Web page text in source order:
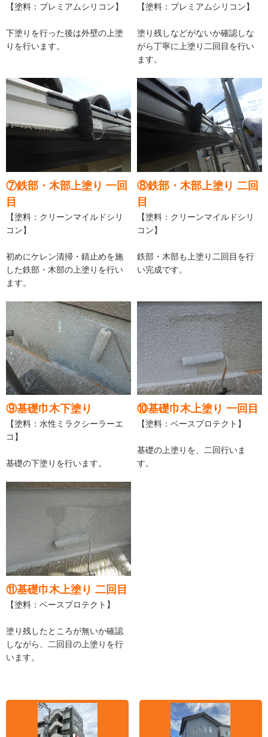
【塗料：プレミアムシリコン】
下塗りを行った後は外壁の上塗
りを行います。
【塗料：プレミアムシリコン】
塗り残しなどがないか確認しな
がら丁寧に上塗り二回目を行い
ます。
⑦鉄部・木部上塗り 一回
目
【塗料：クリーンマイルドシリ
コン】
初めにケレン清掃・錆止めを施
した鉄部・木部の上塗りを行い
ます。
⑧鉄部・木部上塗り 二回
目
【塗料：クリーンマイルドシリ
コン】
鉄部・木部も上塗り二回目を行
い完成です。
⑨基礎巾木下塗り
【塗料：水性ミラクシーラーエ
コ】
基礎の下塗りを行います。
⑩基礎巾木上塗り 一回目
【塗料：ベースプロテクト】
基礎の上塗りを、二回行いま
す。
⑪基礎巾木上塗り 二回目
【塗料：ベースプロテクト】
塗り残したところが無いか確認
しながら、二回目の上塗りを行
います。